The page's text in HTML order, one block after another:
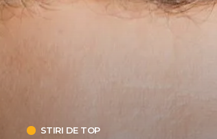
STIRI DE TOP